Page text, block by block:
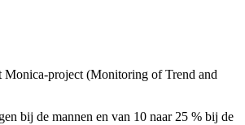
Monica-project (Monitoring of Trend and
bij de mannen en van 10 naar 25 % bij de